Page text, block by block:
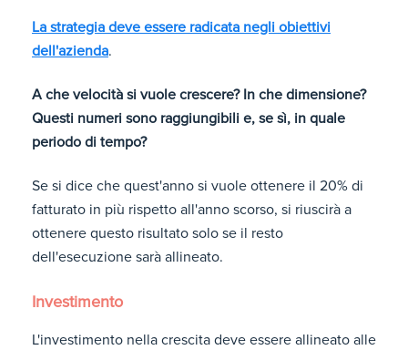
La strategia deve essere radicata negli obiettivi
dell'azienda.
A che velocità si vuole crescere? In che dimensione?
Questi numeri sono raggiungibili e, se sì, in quale
periodo di tempo?
Se si dice che quest'anno si vuole ottenere il 20% di
fatturato in più rispetto all'anno scorso, si riuscirà a
ottenere questo risultato solo se il resto
dell'esecuzione sarà allineato.
Investimento
L'investimento nella crescita deve essere allineato alle